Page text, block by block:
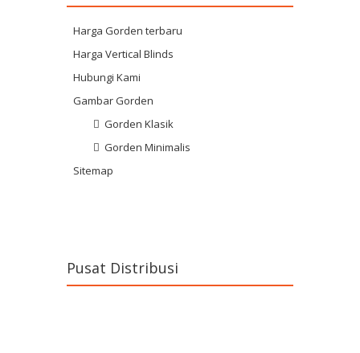
Harga Gorden terbaru
Harga Vertical Blinds
Hubungi Kami
Gambar Gorden
Gorden Klasik
Gorden Minimalis
Sitemap
Pusat Distribusi